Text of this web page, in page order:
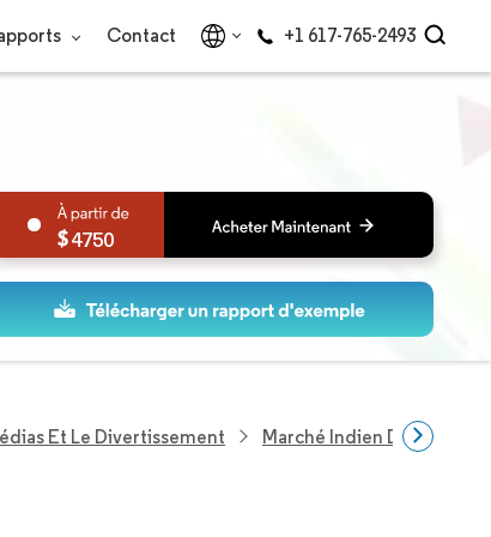
Contact +1 617-765-2493
4750
Et Le Divertissement Marché Indien Des